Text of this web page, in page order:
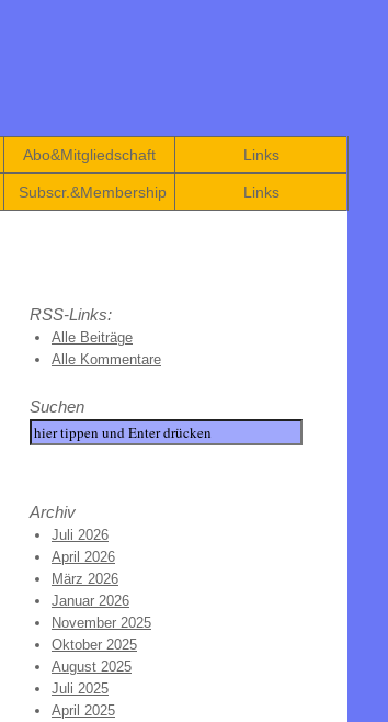
Abo&Mitgliedschaft Links
Subscr.&Membership Links
RSS-Links:
Alle Beiträge
Alle Kommentare
Suchen
Archiv
Juli 2026
April 2026
März 2026
Januar 2026
November 2025
Oktober 2025
August 2025
Juli 2025
April 2025